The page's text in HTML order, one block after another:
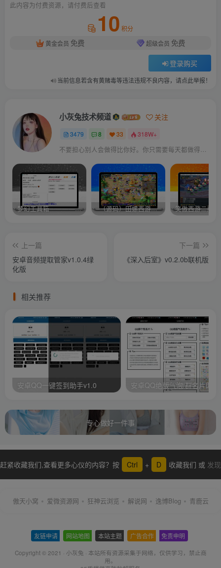
此内容为付费资源，请付费后查看
10 积分
黄金会员 免费 超级会员 免费
登录购买
当前信息若含有黄赌毒等违法违规不良内容，请点此举报！
小灰兔技术频道 关注
3479 8 33 318W+
不要担心别人会做得比你好。你只需要每天都做得比前一天好就可以了
梦幻工具箱————-免费 –（源码）田螺西游9.0 假人摆摊18门派飞升渡劫化圣助战最新BB谛听…. 笑傲西游二版-
上一篇
安卓音频提取管家v1.0.4绿
化版
下一篇
《深入后室》v0.2.0b联机版
相关推荐
安卓QQ一键签到助手v1.0 安卓QQ绝版气泡/群名片助手
专心做好一件事
赶紧收藏我们,查看更多心仪的内容？按 Ctrl + D 收藏我们 或 发现
傲天小窝 爱微资源网 狂神云浏览 解说网 逸博Blog 青鹿云
友链申请 网站地图 本站主题 广告合作 免责申明
Copyright © 2021 · 小灰兔 · 本站所有资源采集于网络，仅供学习，禁止商
用。